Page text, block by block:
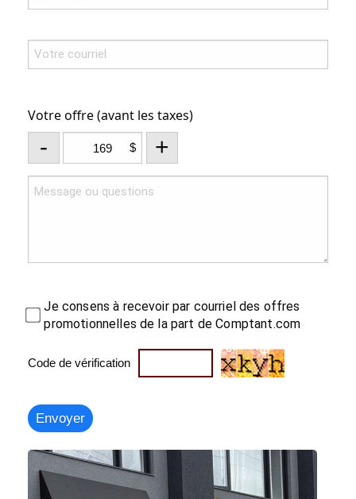
Votre offre (avant les taxes)
- $ +
Je consens à recevoir par courriel des offres
promotionnelles de la part de Comptant.com
Code de vérification